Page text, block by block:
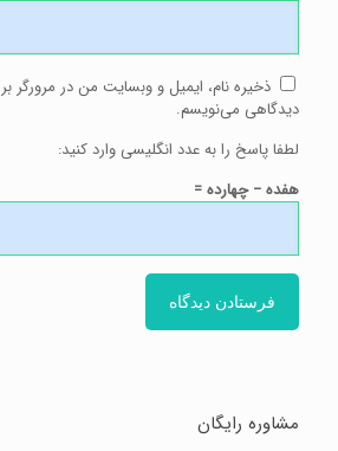
ذخیره نام، ایمیل و وبسایت من در مرورگر
دیدگاهی می‌نویسم.
لطفا پاسخ را به عدد انگلیسی وارد کنید:
هفده − چهارده =
مشاوره رایگان